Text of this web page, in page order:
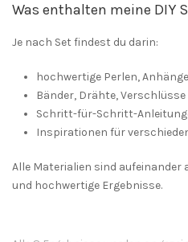
Was enthalten meine DIY
Je nach Set findest du darin:
hochwertige Perlen,
Bänder, Drähte,
Schritt-für-Schritt-
Inspirationen für
Alle Materialien sind
und hochwertige Ergebnisse.